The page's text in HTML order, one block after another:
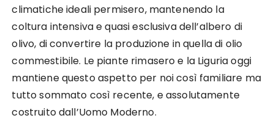
climatiche ideali permisero, mantenendo la
coltura intensiva e quasi esclusiva dell’albero di
olivo, di convertire la produzione in quella di olio
commestibile. Le piante rimasero e la Liguria oggi
mantiene questo aspetto per noi così familiare ma
tutto sommato così recente, e assolutamente
costruito dall’Uomo Moderno.